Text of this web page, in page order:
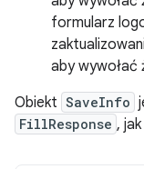
formularz
aby wywołać
Obiekt SaveInfo
FillResponse ,